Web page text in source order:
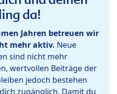
da!
Jahren betreuen wir
mehr aktiv. Neue
sind nicht mehr
wertvollen Beiträge der
jedoch bestehen
zugänglich. Damit du